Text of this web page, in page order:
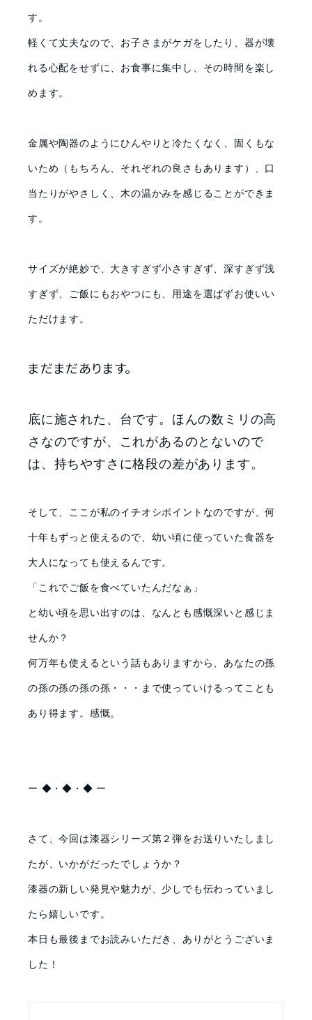
す。
軽くて丈夫なので、お子さまがケガをしたり、器が壊
れる心配をせずに、お食事に集中し、その時間を楽し
めます。
金属や陶器のようにひんやりと冷たくなく、固くもな
いため（もちろん、それぞれの良さもあります）、口
当たりがやさしく、木の温かみを感じることができま
す。
サイズが絶妙で、大きすぎず小さすぎず、深すぎず浅
すぎず、ご飯にもおやつにも、用途を選ばずお使いい
ただけます。
まだまだあります。
底に施された、台です。ほんの数ミリの高
さなのですが、これがあるのとないので
は、持ちやすさに格段の差があります。
そして、ここが私のイチオシポイントなのですが、何
十年もずっと使えるので、幼い頃に使っていた食器を
大人になっても使えるんです。
「これでご飯を食べていたんだなぁ」
と幼い頃を思い出すのは、なんとも感慨深いと感じま
せんか？
何万年も使えるという話もありますから、あなたの孫
の孫の孫の孫の孫・・・まで使っていけるってことも
あり得ます。感慨。
ー ◆・◆・◆ ー
さて、今回は漆器シリーズ第２弾をお送りいたしまし
たが、いかがだったでしょうか？
漆器の新しい発見や魅力が、少しでも伝わっていまし
たら嬉しいです。
本日も最後までお読みいただき、ありがとうございま
した！